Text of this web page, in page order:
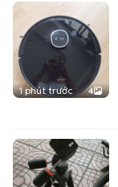
1 phút trước 4